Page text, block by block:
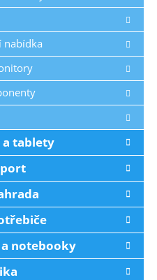
nabídka
tablety
notebooky